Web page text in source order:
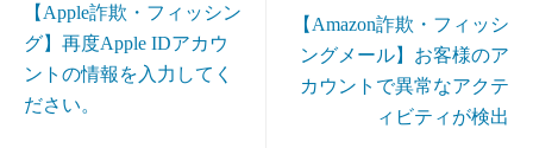
【Apple詐欺・フィッシン
グ】再度Apple IDアカウ
ントの情報を入力してく
ださい。
【Amazon詐欺・フィッシ
ングメール】お客様のア
カウントで異常なアクテ
ィビティが検出